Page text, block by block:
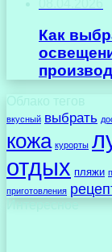
Как
Облако тегов
вкусный выбрать
кожа курорты
отдых пляжи
приготовления
Интересное